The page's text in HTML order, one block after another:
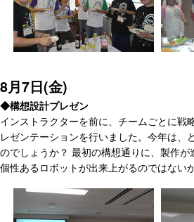
8月7日(金)
◆構想設計プレゼン
インストラクターを前に、チームごとに戦
レゼンテーションを行いました。今年は、
のでしょうか？ 最初の構想通りに、製作が
個性あるロボットが出来上がるのではない